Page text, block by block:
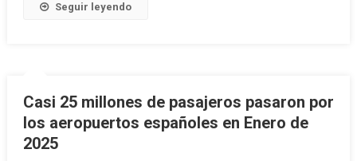
Seguir leyendo
Casi 25 millones de pasajeros pasaron por
los aeropuertos españoles en Enero de
2025